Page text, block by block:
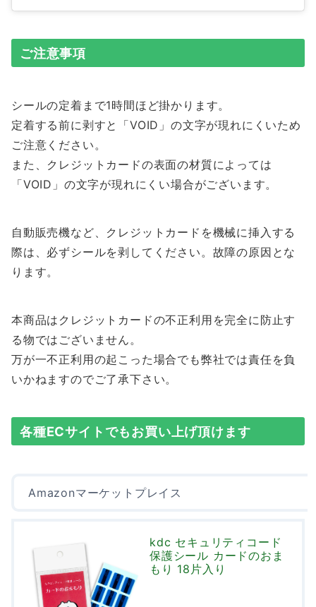
ご注意事項
シールの定着まで1時間ほど掛かります。
定着する前に剥すと「VOID」の文字が現れにくいため
ご注意ください。
また、クレジットカードの表面の材質によっては
「VOID」の文字が現れにくい場合がございます。
自動販売機など、クレジットカードを機械に挿入する
際は、必ずシールを剥してください。故障の原因とな
ります。
本商品はクレジットカードの不正利用を完全に防止す
る物ではございません。
万が一不正利用の起こった場合でも弊社では責任を負
いかねますのでご了承下さい。
各種ECサイトでもお買い上げ頂けます
Amazonマーケットプレイス
kdc セキュリティコード
保護シール カードのおま
もり 18片入り